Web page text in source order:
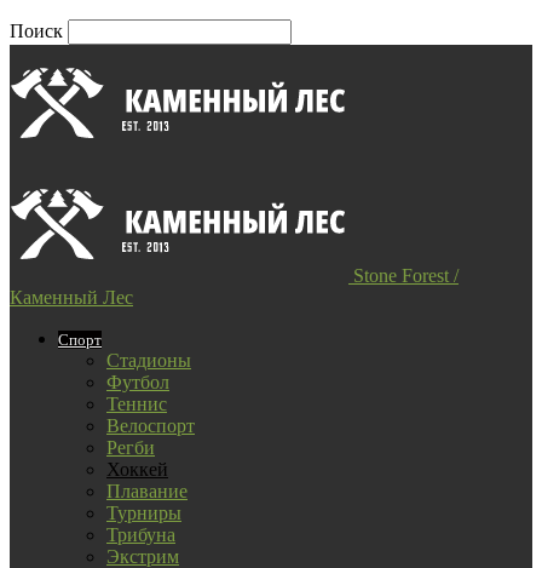
Поиск
Stone Forest /
Каменный Лес
Спорт
Стадионы
Футбол
Теннис
Велоспорт
Регби
Хоккей
Плавание
Турниры
Трибуна
Экстрим